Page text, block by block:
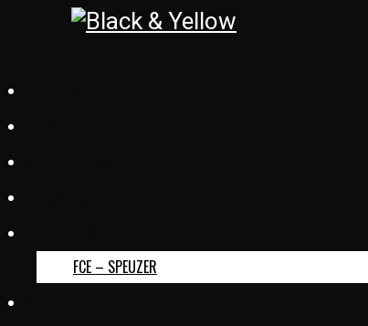
FCE – SPEUZER